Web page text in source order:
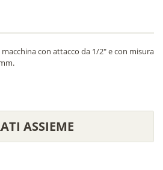
con attacco da 1/2" e con misura
ASSIEME